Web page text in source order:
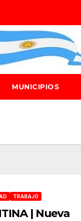
MUNICIPIOS
TRABAJO
| Nueva